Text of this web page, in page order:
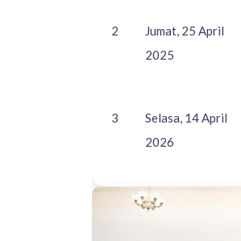
2
Jumat, 25 April
2025
3
Selasa, 14 April
2026